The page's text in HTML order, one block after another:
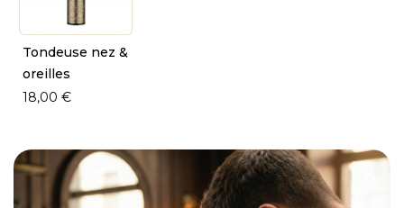
Tondeuse nez &
oreilles
18,00 €